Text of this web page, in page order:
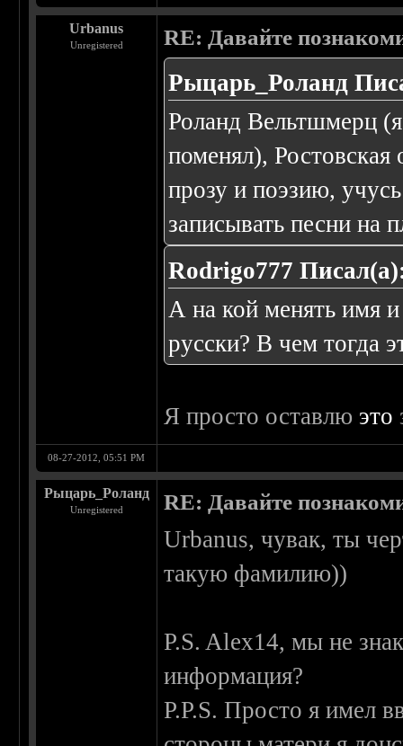
Urbanus
Unregistered RE: Давайте
Рыцарь_Роланд
Роланд Вельтшмерц
поменял),
прозу и поэзию,
записывать песни на
Rodrigo777
А на кой менять имя
русски? В чем тогда
Я просто оставлю это
08-27-2012, 05:51 PM
Рыцарь_Роланд
Unregistered RE: Давайте
Urbanus, чувак, ты
такую фамилию))
P.S. Alex14, мы не
информация?
P.P.S. Просто я имел